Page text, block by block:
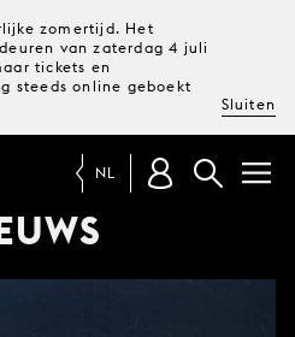
zomertijd. Het
van zaterdag 4 juli
tickets en
steeds online geboekt
Sluiten
PROGRAMMA
NL